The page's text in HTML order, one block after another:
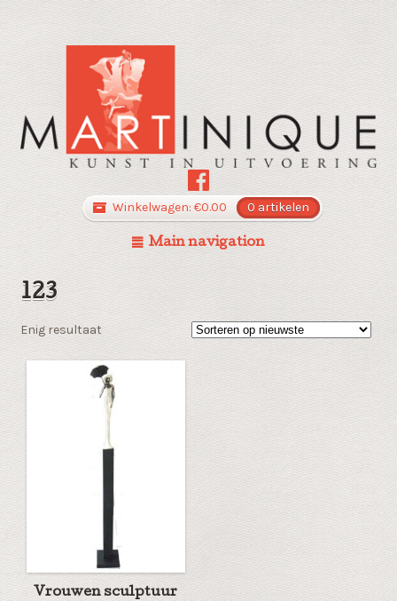
Winkelwagen: €0.00 0 artikelen
Main navigation
123
Enig resultaat
Vrouwen sculptuur